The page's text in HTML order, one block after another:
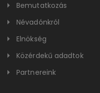
Bemutatkozás
Névadónkról
Elnökség
Közérdekű adadtok
Partnereink